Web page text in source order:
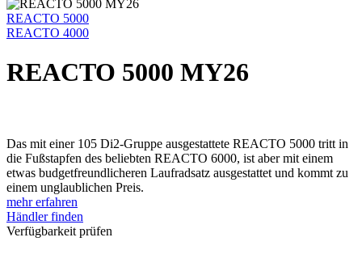
REACTO 5000
REACTO 4000
REACTO 5000 MY26
Das mit einer 105 Di2-Gruppe ausgestattete REACTO 5000 tritt in
die Fußstapfen des beliebten REACTO 6000, ist aber mit einem
etwas budgetfreundlicheren Laufradsatz ausgestattet und kommt zu
einem unglaublichen Preis.
mehr erfahren
Händler finden
Verfügbarkeit prüfen